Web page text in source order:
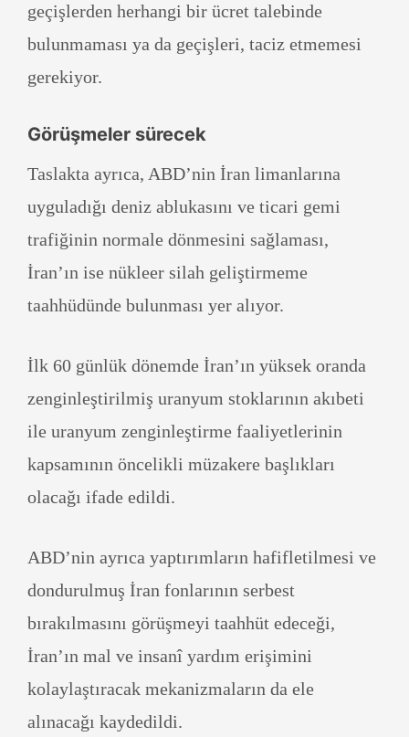
geçişlerden herhangi bir ücret talebinde
bulunmaması ya da geçişleri, taciz etmemesi
gerekiyor.
Görüşmeler sürecek
Taslakta ayrıca, ABD’nin İran limanlarına
uyguladığı deniz ablukasını ve ticari gemi
trafiğinin normale dönmesini sağlaması,
İran’ın ise nükleer silah geliştirmeme
taahhüdünde bulunması yer alıyor.
İlk 60 günlük dönemde İran’ın yüksek oranda
zenginleştirilmiş uranyum stoklarının akıbeti
ile uranyum zenginleştirme faaliyetlerinin
kapsamının öncelikli müzakere başlıkları
olacağı ifade edildi.
ABD’nin ayrıca yaptırımların hafifletilmesi ve
dondurulmuş İran fonlarının serbest
bırakılmasını görüşmeyi taahhüt edeceği,
İran’ın mal ve insanî yardım erişimini
kolaylaştıracak mekanizmaların da ele
alınacağı kaydedildi.